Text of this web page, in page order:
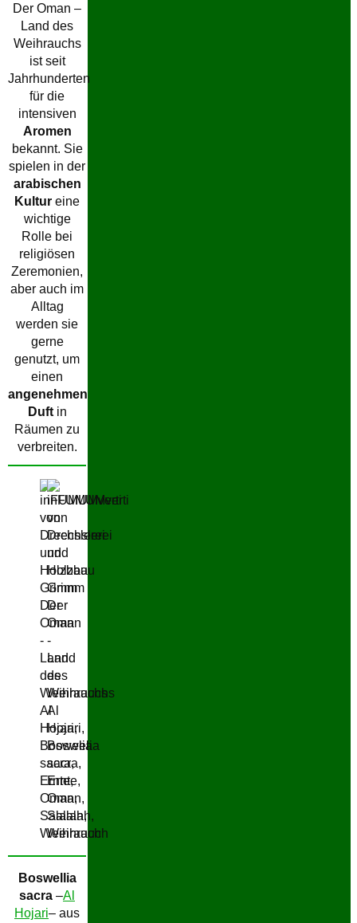
Der Oman –
Land des
Weihrauchs
ist seit
Jahrhunderten
für die
intensiven
Aromen
bekannt. Sie
spielen in der
arabischen
Kultur eine
wichtige
Rolle bei
religiösen
Zeremonien,
aber auch im
Alltag
werden sie
gerne
genutzt, um
einen
angenehmen
Duftin
Räumen zu
verbreiten.
Boswellia
sacra –Al
Hojari– aus